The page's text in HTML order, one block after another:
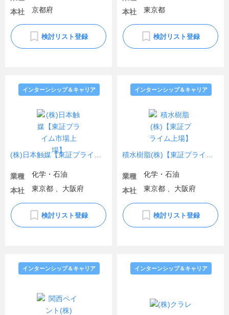
本社
京都府
検討リスト登録
本社
東京都
検討リスト登録
インターンシップ＆キャリア
業種
化学・石油
本社
東京都 、大阪府
検討リスト登録
インターンシップ＆キャリア
業種
化学・石油
本社
東京都 、大阪府
検討リスト登録
インターンシップ＆キャリア インターンシップ＆キャリア